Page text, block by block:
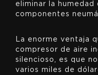
eliminar la humedad
componentes
La enorme ventaja
compresor de aire
silencioso, es que
varios miles de